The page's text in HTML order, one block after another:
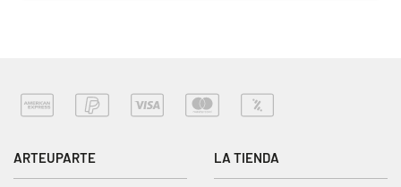
ARTEUPARTE LA TIENDA